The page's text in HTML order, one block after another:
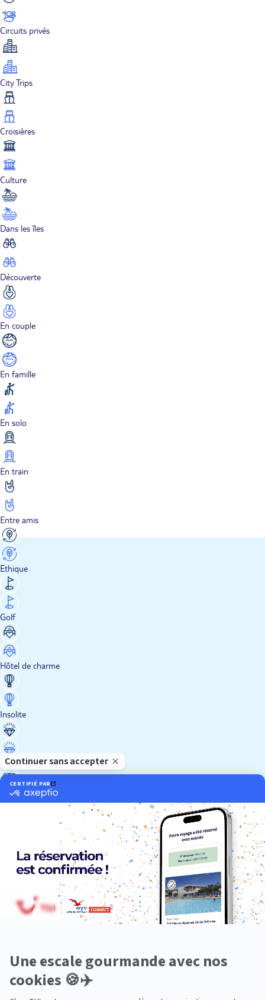
Circuits privés
City Trips
Croisières
Culture
Dans les îles
Découverte
En couple
En famille
En solo
En train
Entre amis
Ethique
Golf
Hôtel de charme
Insolite
Luxe
Neige
Plongée
Premium